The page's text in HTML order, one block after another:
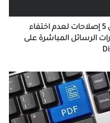
أفضل 5 إصلاحات لعدم اختفاء
الرسائل المباشرة على